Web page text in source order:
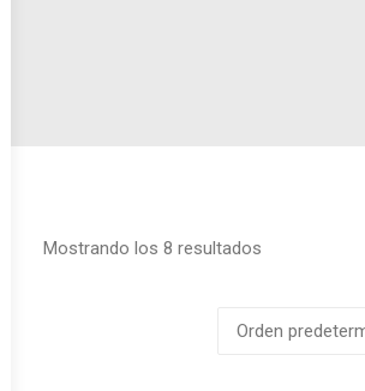
Mostrando los 8 resultados